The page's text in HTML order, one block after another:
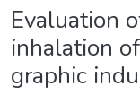
Evaluation
inhalation
graphic